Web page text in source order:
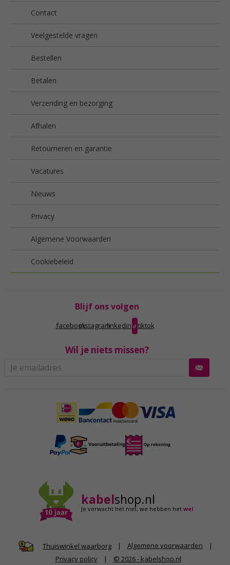
Contact
Veelgestelde vragen
Bestellen
Betalen
Verzending en bezorging
Afhalen
Retourneren en garantie
Vacatures
Nieuws
Privacy
Algemene Voorwaarden
Cookiebeleid
Blijf ons volgen
facebookinstagramlinkedin tiktok
Wil je niets missen?
kabelshop.nl
Je verwacht het niet,we hebben hetwel
Thuiswinkel waarborg | Algemene voorwaarden
|
Privacy policy
| © 2026 - kabelshop.nl